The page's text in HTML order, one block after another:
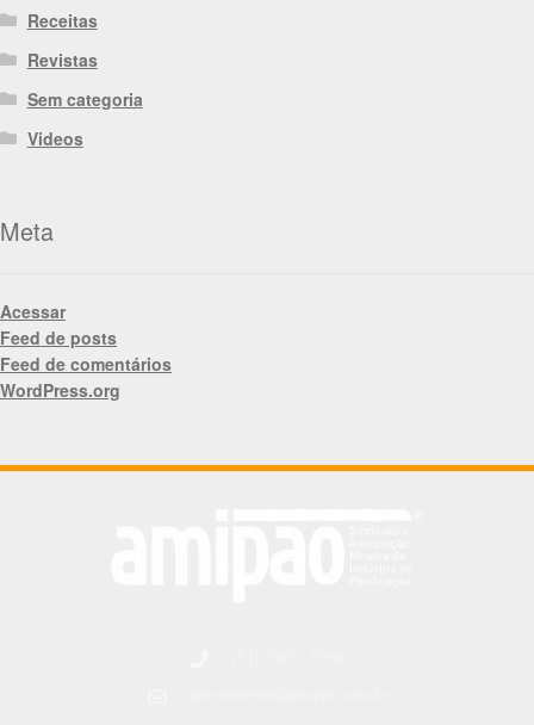
Receitas
Revistas
Sem categoria
Videos
Meta
Acessar
Feed de posts
Feed de comentários
WordPress.org